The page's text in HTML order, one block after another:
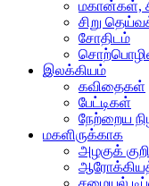
மகான்கள்,
சிறு
சோதிடம்
இலக்கியம்
கவிதைகள்
பேட்டிகள்
நேற்றைய
மகளிருக்காக
அழகுக்
சமையல்